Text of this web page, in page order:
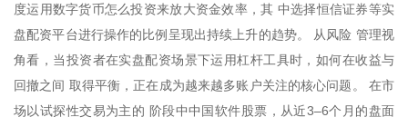
度运用数字货币怎么投资来放大资金效率，其 中选择恒信证券等实
盘配资平台进行操作的比例呈现出持续上升的趋势。 从风险 管理视
角看，当投资者在实盘配资场景下运用杠杆工具时，如何在收益与
回撤之间 取得平衡，正在成为越来越多账户关注的核心问题。 在市
场以试探性交易为主的 阶段中中国软件股票，从近3–6个月的盘面